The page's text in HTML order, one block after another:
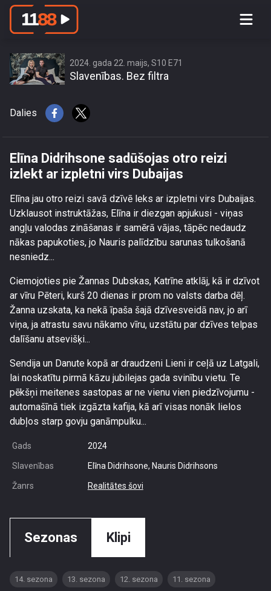
Elīna Didrihsone sadūšojas otro reizi
2024. gada 22. maijs, S10 E71
Slavenības. Bez filtra
Dalies
Elīna Didrihsone sadūšojas otro reizi
izlekt ar izpletni virs Dubaijas
Elīna jau otro reizi savā dzīvē leks ar izpletni virs Dubaijas.
Uzklausot instruktāžas, Elīna ir diezgan apjukusi - viņas
angļu valodas zināšanas ir samērā vājas, tāpēc nedaudz
nākas papukoties, jo Nauris palīdzību sarunas tulkošanā
nesniedz...
Ciemojoties pie Žannas Dubskas, Katrīne atklāj, kā ir dzīvot
ar vīru Pēteri, kurš 20 dienas ir prom no valsts darba dēļ.
Žanna uzskata, ka nekā īpaša šajā dzīvesveidā nav, jo arī
viņa, ja atrastu savu nākamo vīru, uzstātu par dzīves telpas
dalīšanu atsevišķi...
Sendija un Danute kopā ar draudzeni Lieni ir ceļā uz Latgali,
lai noskatītu pirmā kāzu jubilejas gada svinību vietu. Te
pēkšņi meitenes sastopas ar ne vienu vien piedzīvojumu -
automašīnā tiek izgāzta kafija, kā arī visas nonāk lielos
dubļos starp govju ganāmpulku...
Gads 2024
Slavenības Elīna Didrihsone, Nauris Didrihsons
Žanrs Realitātes šovi
Sezonas Klipi
14. sezona 13. sezona 12. sezona 11. sezona